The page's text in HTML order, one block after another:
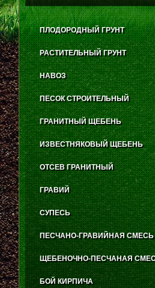
ПЛОДОРОДНЫЙ ГРУНТ
РАСТИТЕЛЬНЫЙ ГРУНТ
НАВОЗ
ПЕСОК СТРОИТЕЛЬНЫЙ
ГРАНИТНЫЙ ЩЕБЕНЬ
ИЗВЕСТНЯКОВЫЙ ЩЕБЕНЬ
ОТСЕВ ГРАНИТНЫЙ
ГРАВИЙ
СУПЕСЬ
ПЕСЧАНО-ГРАВИЙНАЯ СМЕСЬ
ЩЕБЕНОЧНО-ПЕСЧАНАЯ
БОЙ КИРПИЧА